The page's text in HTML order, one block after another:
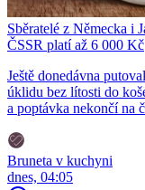
Sběratelé z Německa i
ČSSR platí až 6 000 Kč
Ještě donedávna
úklidu bez lítosti do
a poptávka nekončí na
Bruneta v kuchyni
dnes, 04:05